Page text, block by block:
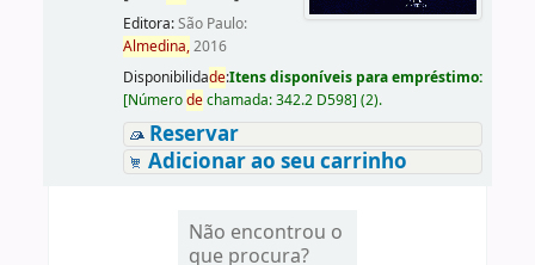
Editora:São Paulo:
Almedina,2016
Disponibilidade:Itens disponíveis para empréstimo:
[Númerodechamada:342.2 D598] (2).
Reservar
Adicionar ao seu carrinho
Não encontrou o
que procura?